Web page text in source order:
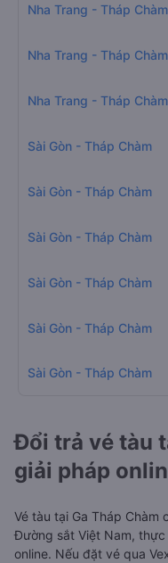
Nha Trang - Tháp Chàm
Nha Trang - Tháp Chàm
Nha Trang - Tháp Chàm
Sài Gòn - Tháp Chàm
Sài Gòn - Tháp Chàm
Sài Gòn - Tháp Chàm
Sài Gòn - Tháp Chàm
Sài Gòn - Tháp Chàm
Sài Gòn - Tháp Chàm
Đổi trả vé tàu
giải pháp
Vé tàu tại Ga Tháp Chàm
Đường sắt Việt Nam,
online. Nếu đặt vé qua